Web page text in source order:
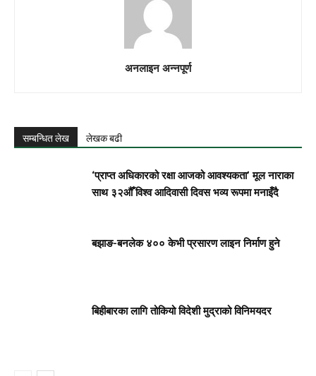
अनलाइन अन्नपूर्ण
सम्बन्धित लेख लेखक बढी
‘प्राप्त अधिकारको रक्षा आजको आवश्यकता’ मूल नाराका
साथ ३२औँ विश्व आदिवासी दिवस भव्य रूपमा मनाइँदै
बझाङ-बनलेक ४०० केभी प्रसारण लाइन निर्माण हुने
बिहीबारका लागि तोकियो विदेशी मुद्राको विनिमयदर